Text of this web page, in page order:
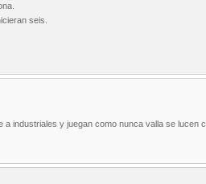
seis.
industriales y juegan como nunca valla se lucen